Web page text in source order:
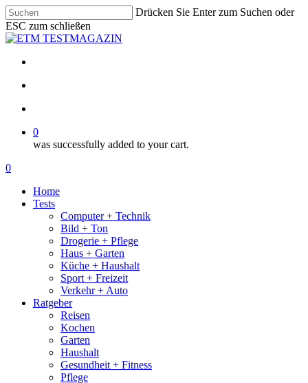
Skip
to
main
Drücken Sie Enter zum Suchen oder
ESC zum schließen
Close
0
was successfully added to your cart.
Menu
search
account
0
Home
Tests
Computer + Technik
Bild + Ton
Drogerie + Pflege
Haus + Garten
Küche + Haushalt
Sport + Freizeit
Verkehr + Auto
Ratgeber
Reisen
Kochen
Garten
Haushalt
Gesundheit + Fitness
Pflege